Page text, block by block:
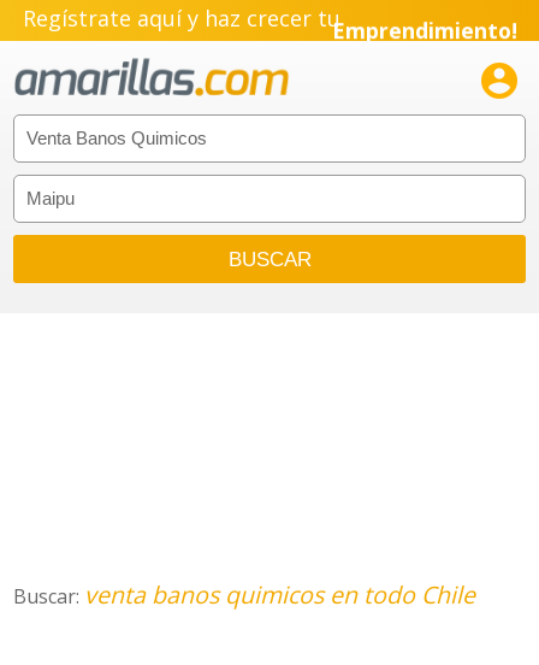
Regístrate aquí y haz crecer tuEmprendimiento!

Buscar: venta banos quimicos en todo Chile